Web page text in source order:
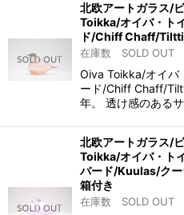
北欧アートガラス/
Toikka/オイバ・ト
ド/Chiff Chaff/
在庫数 SOLD OUT
Oiva Toikka/オイバ
ード/Chiff Chaff/
年。 透け感のある
北欧アートガラス/
Toikka/オイバ・ト
バード/Kuulas/ク
箱付き
在庫数 SOLD OUT